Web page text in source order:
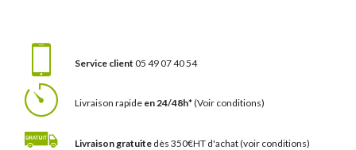
Service client 05 49 07 40 54
Livraison rapide en 24/48h*(Voir conditions)
Livraison gratuite dès 350€HT d'achat(voir conditions)